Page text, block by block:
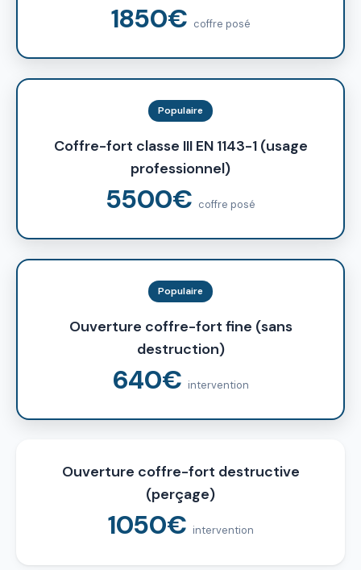
1850€ coffre posé
Populaire
Coffre-fort classe III EN 1143-1 (usage
professionnel)
5500€ coffre posé
Populaire
Ouverture coffre-fort fine (sans
destruction)
640€ intervention
Ouverture coffre-fort destructive
(perçage)
1050€ intervention